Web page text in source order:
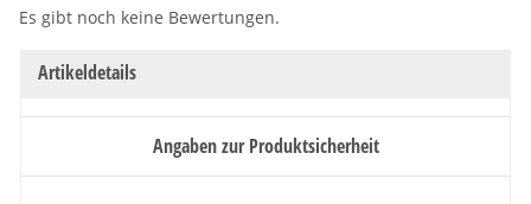
Es gibt noch keine Bewertungen.
Artikeldetails
Angaben zur Produktsicherheit